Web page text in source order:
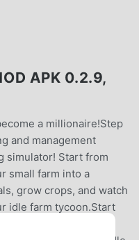
APK 0.2.9,
a millionaire!Step
and management
simulator! Start from
small farm into a
grow crops, and watch
idle farm tycoon.Start
styleAs a farmer,